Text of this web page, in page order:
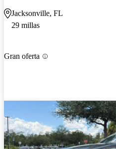
Jacksonville, FL
29 millas
Gran oferta